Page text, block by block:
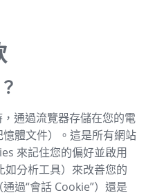
通過流覽器存儲在您的電
體文件）。這是所有網站
來記住您的偏好並啟用
分析工具）來改善您的
過“會話 Cookie”）還是